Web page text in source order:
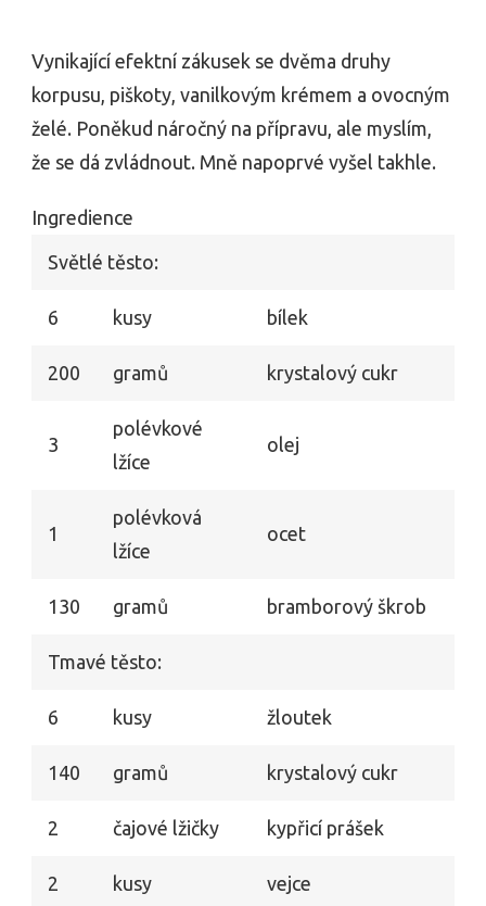
Vynikající efektní zákusek se dvěma druhy
korpusu, piškoty, vanilkovým krémem a ovocným
želé. Poněkud náročný na přípravu, ale myslím,
že se dá zvládnout. Mně napoprvé vyšel takhle.
Ingredience
Světlé těsto:
6 kusy bílek
200 gramů krystalový cukr
3
polévkové
lžíce
olej
1
polévková
lžíce
ocet
130 gramů bramborový škrob
Tmavé těsto:
6 kusy žloutek
140 gramů krystalový cukr
2 čajové lžičky kypřicí prášek
2 kusy vejce